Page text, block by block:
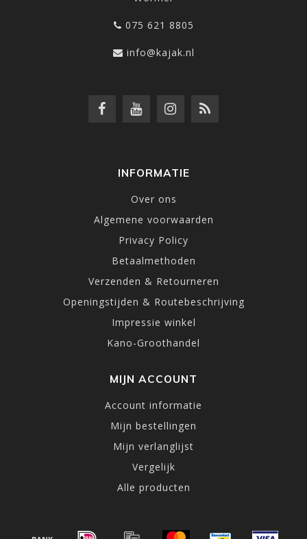
075 621 8805
info@kajak.nl
INFORMATIE
Over ons
Algemene voorwaarden
Privacy Policy
Betaalmethoden
Verzenden & Retourneren
Openingstijden & Routebeschrijving
Impressie winkel
Kano-Groothandel
MIJN ACCOUNT
Account informatie
Mijn bestellingen
Mijn verlanglijst
Vergelijk
Alle producten